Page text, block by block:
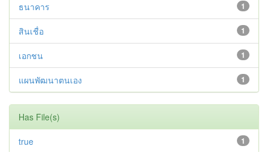
1
ธนาคาร
1
สินเชื่อ
1
เอกชน
1
แผนพัฒนาตนเอง
Has File(s)
1
true